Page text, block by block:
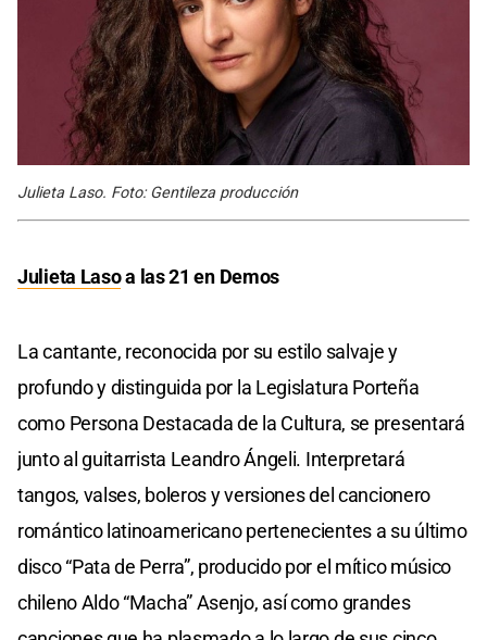
Julieta Laso. Foto: Gentileza producción
Julieta Lasoa las 21 en Demos
La cantante, reconocida por su estilo salvaje y
profundo y distinguida por la Legislatura Porteña
como Persona Destacada de la Cultura, se presentará
junto al guitarrista Leandro Ángeli. Interpretará
tangos, valses, boleros y versiones del cancionero
romántico latinoamericano pertenecientes a su último
disco “Pata de Perra”, producido por el mítico músico
chileno Aldo “Macha” Asenjo, así como grandes